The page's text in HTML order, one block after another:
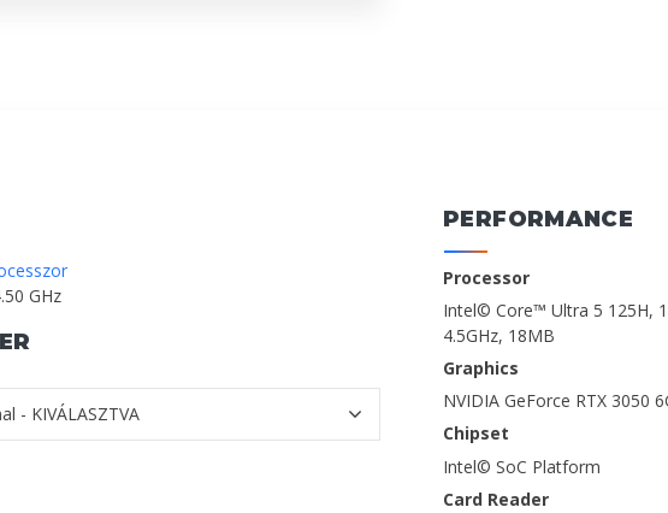
GHz
PERFORMANCE
Processor
Intel© Core™ Ultra 5 125H,
4.5GHz, 18MB
Graphics
NVIDIA GeForce RTX 3050
Chipset
Intel© SoC Platform
Card Reader